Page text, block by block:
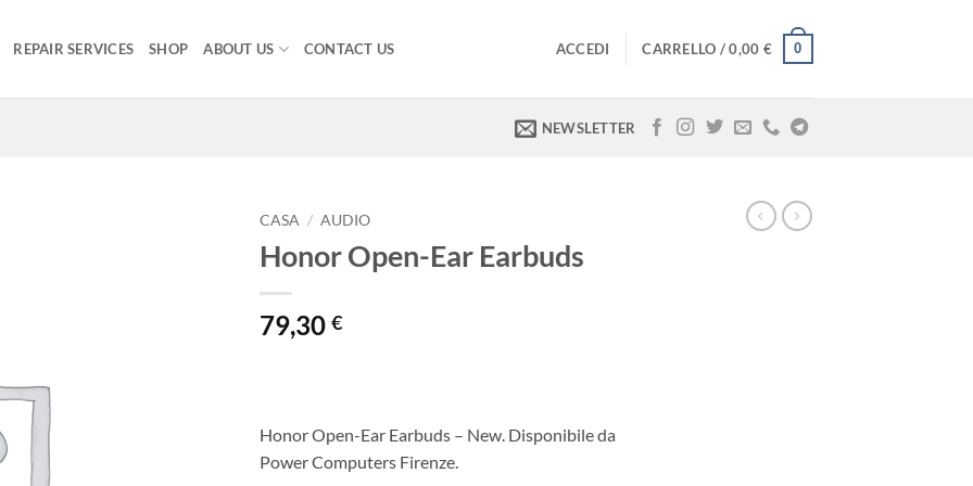
REPAIR SERVICES SHOP ABOUT US CONTACT US ACCEDI CARRELLO /0,00 € 0
NEWSLETTER
CASA / AUDIO
Honor Open-Ear Earbuds
79,30 €
Honor Open-Ear Earbuds – New. Disponibile da
Power Computers Firenze.